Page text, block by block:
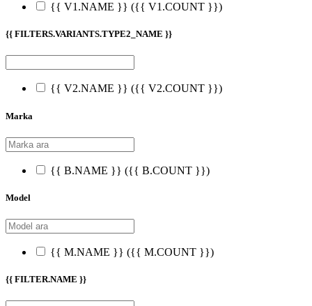
{{ V1.NAME }} ({{ V1.COUNT }})
{{ FILTERS.VARIANTS.TYPE2_NAME }}
{{ V2.NAME }} ({{ V2.COUNT }})
Marka
{{ B.NAME }} ({{ B.COUNT }})
Model
{{ M.NAME }} ({{ M.COUNT }})
{{ FILTER.NAME }}